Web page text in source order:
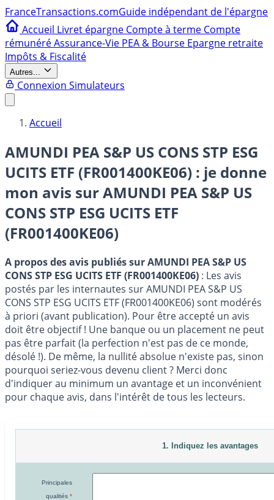
FranceTransactions.comGuide indépendant de l'épargne
Accueil Livret épargne Compte à terme Compte
rémunéréAssurance-Vie PEA & Bourse Epargne retraite
Impôts & Fiscalité
Autres...
Connexion Simulateurs
Accueil
AMUNDI PEA S&P US CONS STP ESG
UCITS ETF (FR001400KE06) : je donne
mon avis surAMUNDI PEA S&P US
CONS STP ESG UCITS ETF
(FR001400KE06)
A propos des avis publiés sur AMUNDI PEA S&P US
CONS STP ESG UCITS ETF (FR001400KE06) : Les avis
postés par les internautes sur AMUNDI PEA S&P US
CONS STP ESG UCITS ETF (FR001400KE06) sont modérés
à priori (avant publication). Pour être accepté un avis
doit être objectif ! Une banque ou un placement ne peut
pas être parfait (la perfection n'est pas de ce monde,
désolé !). De même, la nullité absolue n'existe pas, sinon
pourquoi seriez-vous devenu client ? Merci donc
d'indiquer au minimum un avantage et un inconvénient
pour chaque avis, dans l'intérêt de tous les lecteurs.
1. Indiquez les avantages
Principales
qualités *